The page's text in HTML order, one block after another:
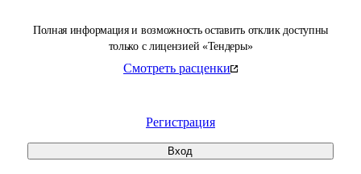
Полная информация и возможность оставить отклик доступны
только с лицензией «Тендеры»
Смотреть расценки
Регистрация
Вход